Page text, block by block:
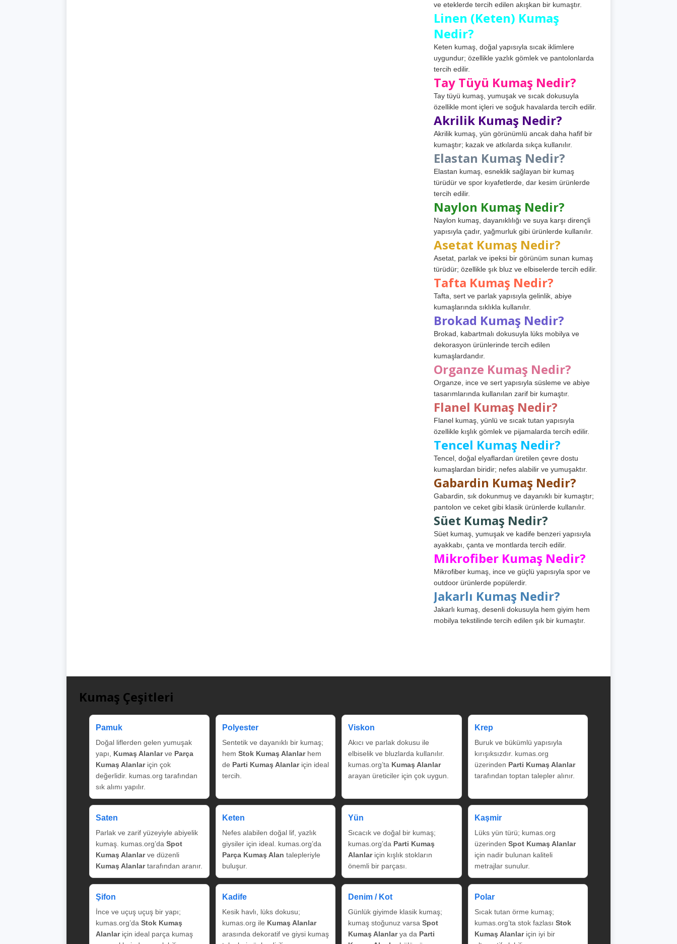
ve eteklerde tercih edilen akışkan bir kumaştır.
Linen (Keten) Kumaş
Nedir?
Keten kumaş, doğal yapısıyla sıcak iklimlere
uygundur; özellikle yazlık gömlek ve pantolonlarda
tercih edilir.
Tay Tüyü Kumaş Nedir?
Tay tüyü kumaş, yumuşak ve sıcak dokusuyla
özellikle mont içleri ve soğuk havalarda tercih edilir.
Akrilik Kumaş Nedir?
Akrilik kumaş, yün görünümlü ancak daha hafif bir
kumaştır; kazak ve atkılarda sıkça kullanılır.
Elastan Kumaş Nedir?
Elastan kumaş, esneklik sağlayan bir kumaş
türüdür ve spor kıyafetlerde, dar kesim ürünlerde
tercih edilir.
Naylon Kumaş Nedir?
Naylon kumaş, dayanıklılığı ve suya karşı dirençli
yapısıyla çadır, yağmurluk gibi ürünlerde kullanılır.
Asetat Kumaş Nedir?
Asetat, parlak ve ipeksi bir görünüm sunan kumaş
türüdür; özellikle şık bluz ve elbiselerde tercih edilir.
Tafta Kumaş Nedir?
Tafta, sert ve parlak yapısıyla gelinlik, abiye
kumaşlarında sıklıkla kullanılır.
Brokad Kumaş Nedir?
Brokad, kabartmalı dokusuyla lüks mobilya ve
dekorasyon ürünlerinde tercih edilen
kumaşlardandır.
Organze Kumaş Nedir?
Organze, ince ve sert yapısıyla süsleme ve abiye
tasarımlarında kullanılan zarif bir kumaştır.
Flanel Kumaş Nedir?
Flanel kumaş, yünlü ve sıcak tutan yapısıyla
özellikle kışlık gömlek ve pijamalarda tercih edilir.
Tencel Kumaş Nedir?
Tencel, doğal elyaflardan üretilen çevre dostu
kumaşlardan biridir; nefes alabilir ve yumuşaktır.
Gabardin Kumaş Nedir?
Gabardin, sık dokunmuş ve dayanıklı bir kumaştır;
pantolon ve ceket gibi klasik ürünlerde kullanılır.
Süet Kumaş Nedir?
Süet kumaş, yumuşak ve kadife benzeri yapısıyla
ayakkabı, çanta ve montlarda tercih edilir.
Mikrofiber Kumaş Nedir?
Mikrofiber kumaş, ince ve güçlü yapısıyla spor ve
outdoor ürünlerde popülerdir.
Jakarlı Kumaş Nedir?
Jakarlı kumaş, desenli dokusuyla hem giyim hem
mobilya tekstilinde tercih edilen şık bir kumaştır.
Kumaş Çeşitleri
Pamuk
Doğal liflerden gelen yumuşak
yapı, Kumaş Alanlarve Parça
Kumaş Alanlariçin çok
değerlidir. kumas.org tarafından
sık alımı yapılır.
Polyester
Sentetik ve dayanıklı bir kumaş;
hem Stok Kumaş Alanlarhem
de Parti Kumaş Alanlariçin ideal
tercih.
Viskon
Akıcı ve parlak dokusu ile
elbiselik ve bluzlarda kullanılır.
kumas.org’ta Kumaş Alanlar
arayan üreticiler için çok uygun.
Krep
Buruk ve bükümlü yapısıyla
kırışıksızdır. kumas.org
üzerinden Parti Kumaş Alanlar
tarafından toptan talepler alınır.
Saten
Parlak ve zarif yüzeyiyle abiyelik
kumaş. kumas.org’da Spot
Kumaş Alanlarve düzenli
Kumaş Alanlartarafından aranır.
Keten
Nefes alabilen doğal lif, yazlık
giysiler için ideal. kumas.org’da
Parça Kumaş Alan talepleriyle
buluşur.
Yün
Sıcacık ve doğal bir kumaş;
kumas.org’da Parti Kumaş
Alanlariçin kışlık stokların
önemli bir parçası.
Kaşmir
Lüks yün türü; kumas.org
üzerinden Spot Kumaş Alanlar
için nadir bulunan kaliteli
metrajlar sunulur.
Şifon
İnce ve uçuş uçuş bir yapı;
kumas.org’da Stok Kumaş
Alanlariçin ideal parça kumaş
Kadife
Kesik havlı, lüks dokusu;
kumas.org ile Kumaş Alanlar
arasında dekoratif ve giysi kumaş
Denim / Kot
Günlük giyimde klasik kumaş;
kumaş stoğunuz varsa Spot
Kumaş Alanlarya da Parti
Polar
Sıcak tutan örme kumaş;
kumas.org’ta stok fazlası Stok
Kumaş Alanlariçin iyi bir